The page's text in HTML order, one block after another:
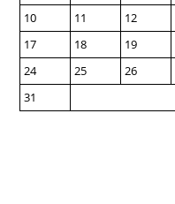
10
11 12
17
18 19
24
25 26
31